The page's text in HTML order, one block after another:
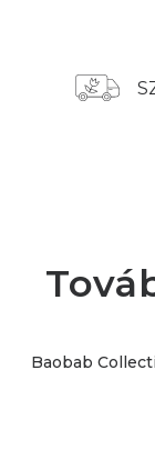
Baobab